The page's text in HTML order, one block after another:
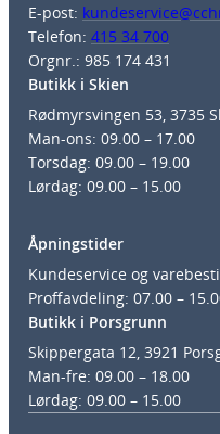
E-post:
Telefon: 415 34 700
Orgnr.: 985 174 431
Butikk i Skien
Rødmyrsvingen 53, 3735
Man-ons: 09.00 – 17.00
Torsdag: 09.00 – 19.00
Lørdag: 09.00 – 15.00
Åpningstider
Kundeservice og
Proffavdeling: 07.00 –
Butikk i Porsgrunn
Skippergata 12, 3921
Man-fre: 09.00 – 18.00
Lørdag: 09.00 – 15.00